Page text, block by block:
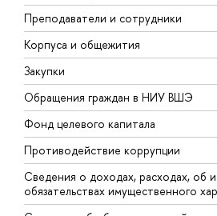
Преподаватели и сотрудники
Корпуса и общежития
Закупки
Обращения граждан в НИУ ВШЭ
Фонд целевого капитала
Противодействие коррупции
Сведения о доходах, расходах, об
обязательствах имущественного